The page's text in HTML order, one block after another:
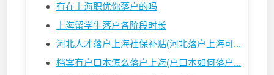
有在上海职优你落户的吗
上海留学生落户各阶段时长
河北人才落户上海社保补贴(河北落户上海可...
档案有户口本怎么落户上海(户口本如何落户...